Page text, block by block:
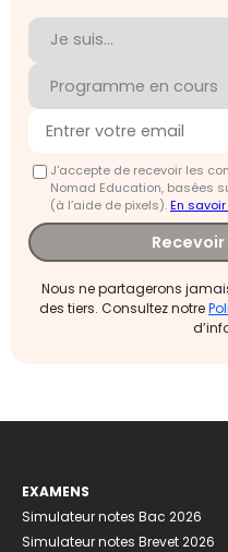
J'accepte de recevoir les
Nomad Education, basées
(à l’aide de pixels).En
Nous ne partagerons
des tiers. Consultez notre
EXAMENS
Simulateur notes Bac 2026
Simulateur notes Brevet 2026